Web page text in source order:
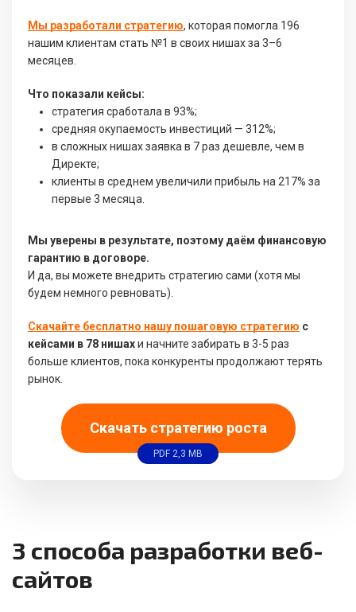
Мы разработали стратегию, которая помогла 196
нашим клиентам стать №1 в своих нишах за 3–6
месяцев.
Что показали кейсы:
стратегия сработала в 93%;
средняя окупаемость инвестиций — 312%;
в сложных нишах заявка в 7 раз дешевле, чем в
Директе;
клиенты в среднем увеличили прибыль на 217% за
первые 3 месяца.
Мы уверены в результате, поэтому даём финансовую
гарантию в договоре.
И да, вы можете внедрить стратегию сами (хотя мы
будем немного ревновать).
Скачайте бесплатно нашу пошаговую стратегию с
кейсами в 78 нишахи начните забирать в 3-5 раз
больше клиентов, пока конкуренты продолжают терять
рынок.
Скачать стратегию роста
PDF 2,3 MB
3 способа разработки веб-
сайтов